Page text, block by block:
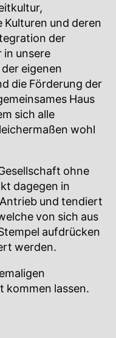
und deren
der
in unsere
eigenen
die Förderung der
Haus
sich alle
wohl
ohne
dagegen in
und tendiert
von sich aus
aufdrücken
werden.
kommen lassen.